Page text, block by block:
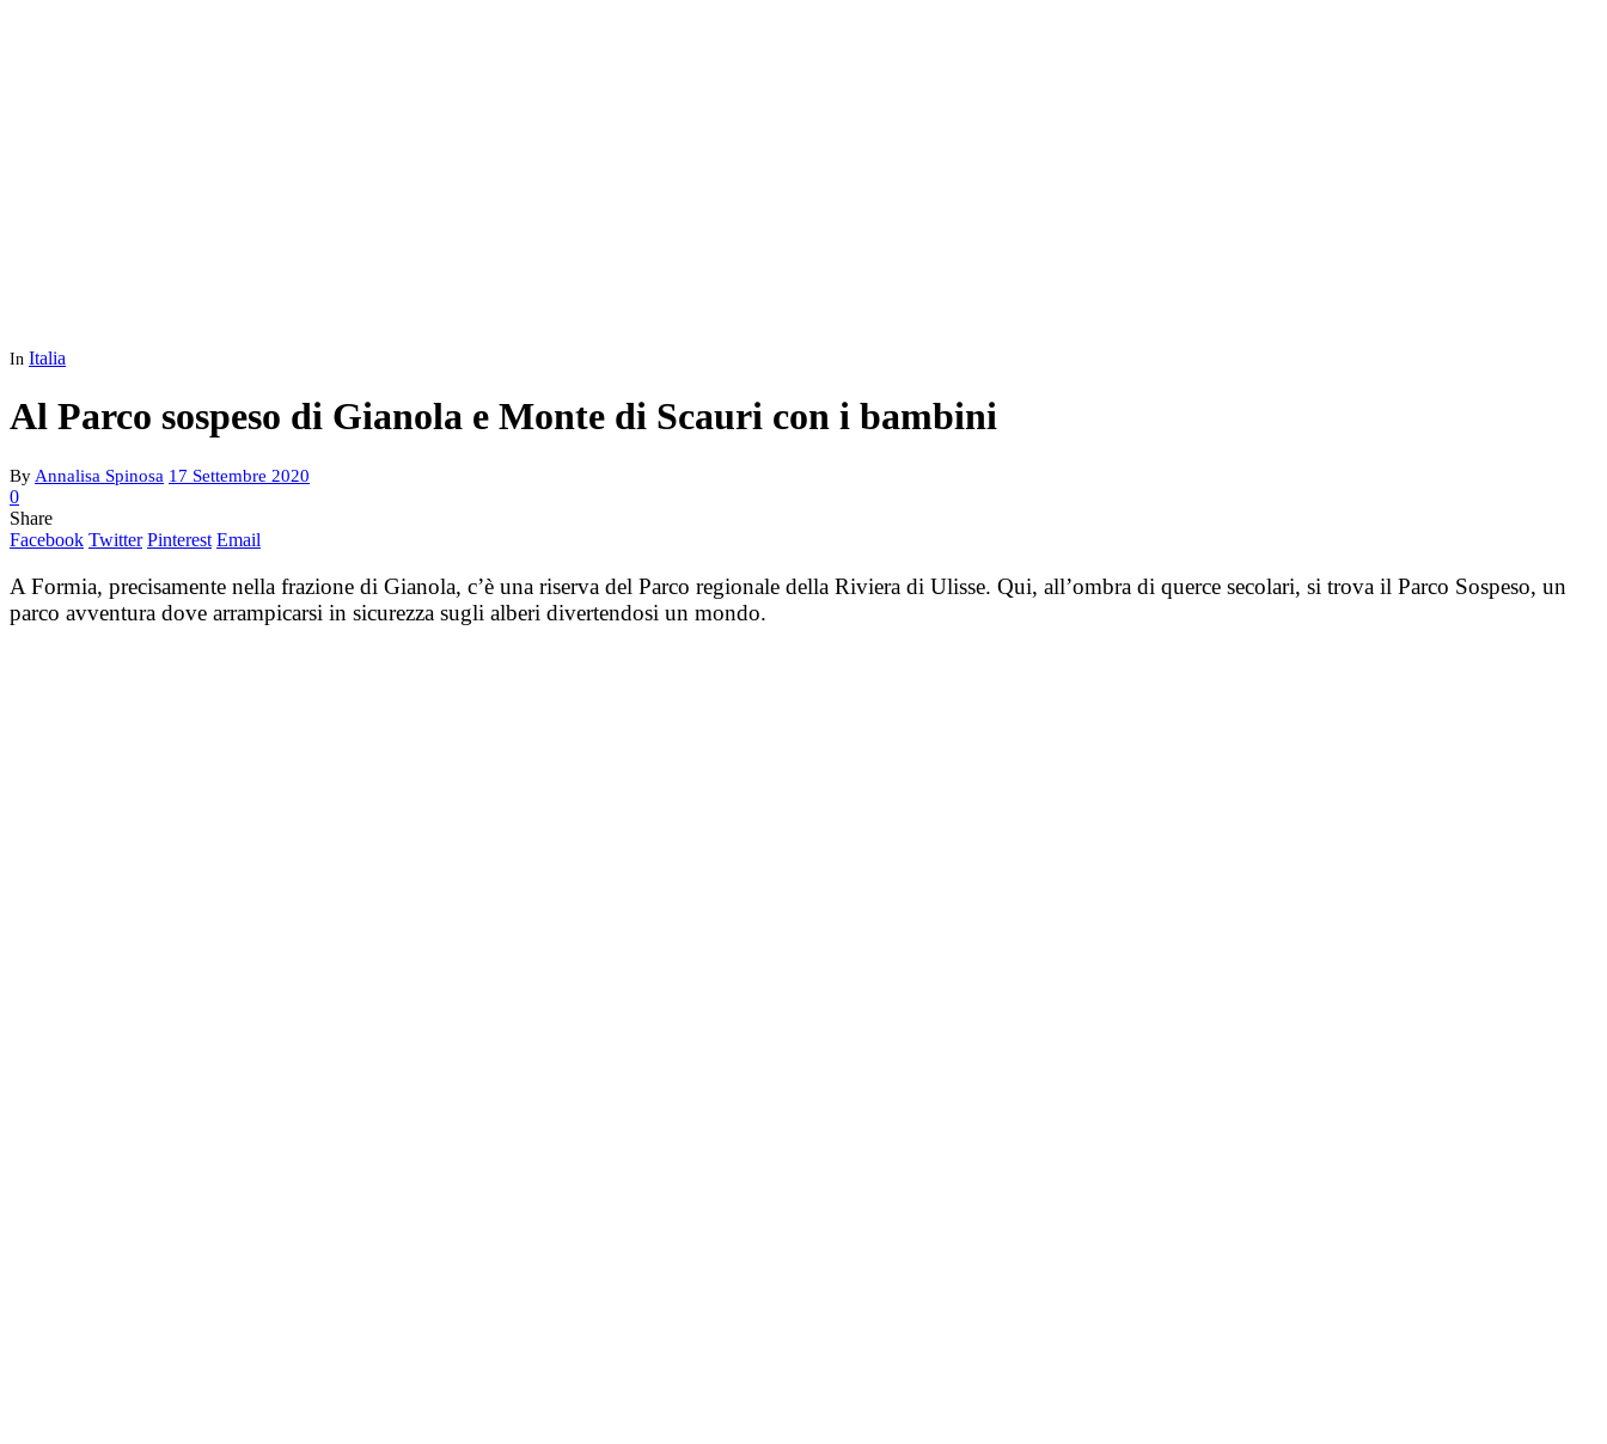
In Italia
Al Parco sospeso di Gianola e Monte di Scauri con i bambini
By Annalisa Spinosa 17 Settembre 2020
0
Share
Facebook Twitter Pinterest Email
A Formia, precisamente nella frazione di Gianola, c’è una riserva del Parco regionale della Riviera di Ulisse. Qui, all’ombra di querce secolari, si trova il Parco Sospeso, un
parco avventura dove arrampicarsi in sicurezza sugli alberi divertendosi un mondo.